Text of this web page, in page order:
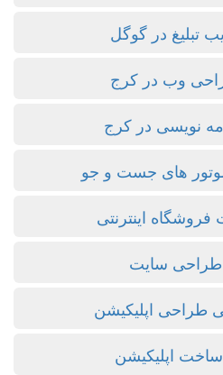
تبلیغ در گوگل
وب در کرج
نویسی در کرج
های جست و جو
اینترنتی
سایت
طراحی اپلیکیشن
اپلیکیشن